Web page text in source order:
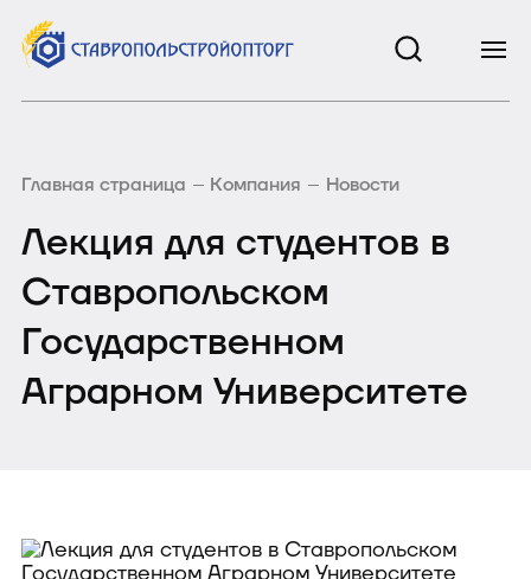
Главная страница Компания Новости
Лекция для студентов в
Ставропольском
Государственном
Аграрном Университете